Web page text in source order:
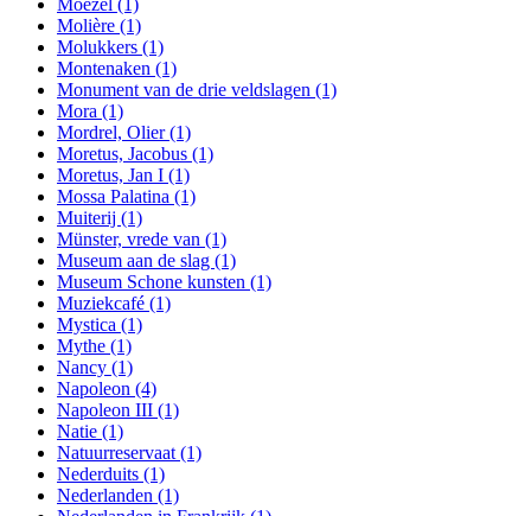
Moezel (1)
Molière (1)
Molukkers (1)
Montenaken (1)
Monument van de drie veldslagen (1)
Mora (1)
Mordrel, Olier(1)
Moretus, Jacobus (1)
Moretus, Jan I (1)
Mossa Palatina (1)
Muiterij (1)
Münster, vrede van (1)
Museum aan de slag (1)
Museum Schone kunsten (1)
Muziekcafé (1)
Mystica (1)
Mythe (1)
Nancy (1)
Napoleon (4)
Napoleon III (1)
Natie (1)
Natuurreservaat (1)
Nederduits (1)
Nederlanden (1)